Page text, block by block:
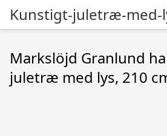
Kunstigt-juletræ-med-
Markslöjd Granlund
juletræ med lys, 210